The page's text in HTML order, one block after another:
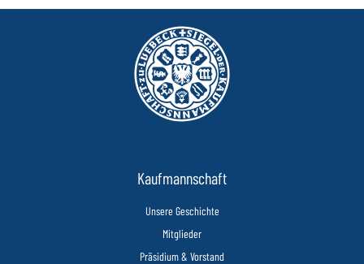
Kaufmannschaft
Unsere Geschichte
Mitglieder
Präsidium & Vorstand